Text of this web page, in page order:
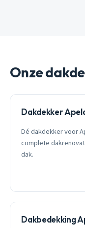
Onze
Dakdekker
Dé dakdekker voor
complete
dak.
Dakbedekking